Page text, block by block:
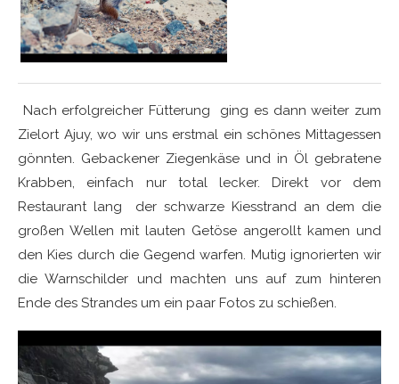
Nach erfolgreicher Fütterung ging es dann weiter zum
Zielort Ajuy, wo wir uns erstmal ein schönes Mittagessen
gönnten. Gebackener Ziegenkäse und in Öl gebratene
Krabben, einfach nur total lecker. Direkt vor dem
Restaurant lang der schwarze Kiesstrand an dem die
großen Wellen mit lauten Getöse angerollt kamen und
den Kies durch die Gegend warfen. Mutig ignorierten wir
die Warnschilder und machten uns auf zum hinteren
Ende des Strandes um ein paar Fotos zu schießen.